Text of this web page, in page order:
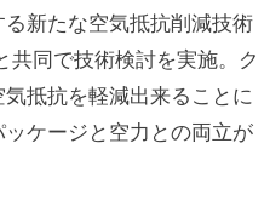
新たな空気抵抗削減技術
共同で技術検討を実施。ク
抵抗を軽減出来ることに
ケージと空力との両立が